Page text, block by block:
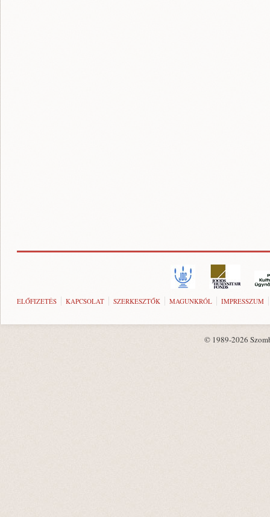
ELŐFIZETÉS KAPCSOLAT SZERKESZTŐK MAGUNKRÓL IMPRESSZUM
© 1989-2026